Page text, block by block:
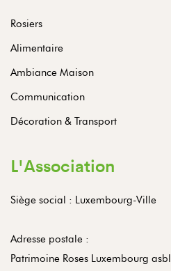
Rosiers
Alimentaire
Ambiance Maison
Communication
Décoration & Transport
L'Association
Siège social : Luxembourg-Ville
Adresse postale :
Patrimoine Roses Luxembourg asbl